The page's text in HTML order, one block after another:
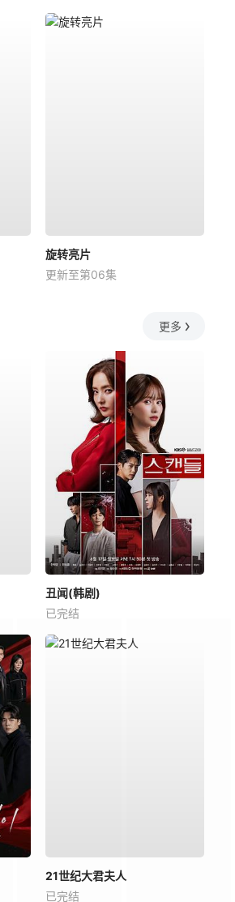
旋转亮片
更新至第06集
更多
丑闻(韩剧)
已完结
21世纪大君夫人
已完结